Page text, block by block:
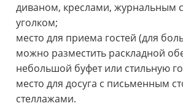
диваном, креслами, журнальным
уголком;
место для приема гостей (для
можно разместить раскладной
небольшой буфет или стильную
место для досуга с письменным
стеллажами.